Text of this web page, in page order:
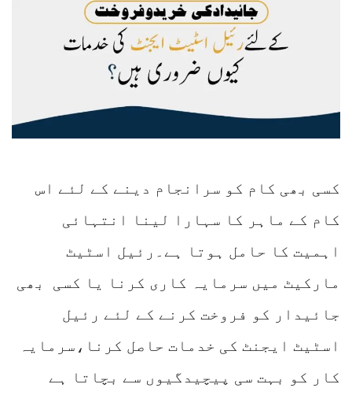
کسی بھی کام کو سرانجام دینے کے لئے اس
کام کے ماہر کا سہارا لینا انتہائی
اہمیت کا حامل ہوتا ہے۔رئیل اسٹیٹ
مارکیٹ میں سرمایہ کاری کرنا یا کسی بھی
جائیدار کو فروخت کرنے کے لئے رئیل
اسٹیٹ ایجنٹ کی خدمات حاصل کرنا،سرمایہ
کار کو بہت سی پیچیدگیوں سے بچاتا ہے